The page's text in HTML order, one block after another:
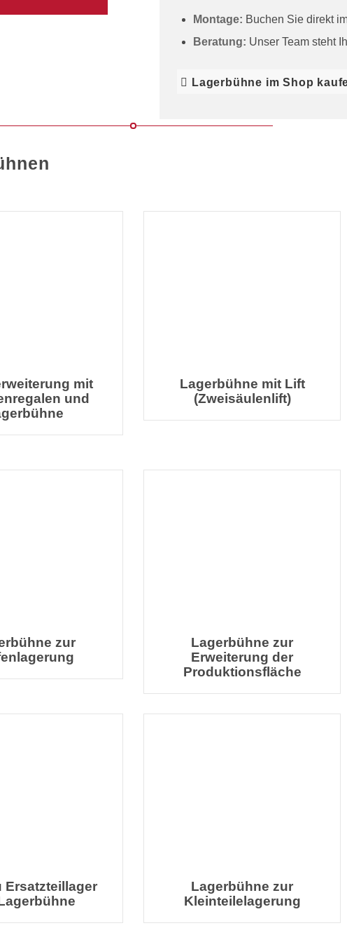
Montage: Buchen Sie direkt
Beratung: Unser Team steht
Lagerbühne im Shop
mit
und
Lagerbühne mit Lift
(Zweisäulenlift)
zur
Lagerbühne zur
Erweiterung der
Produktionsfläche
Ersatzteillager
Lagerbühne zur
Kleinteilelagerung